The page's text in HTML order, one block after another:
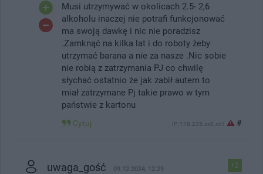
Musi utrzymywać w okolicach 2.5- 2,6
alkoholu inaczej nie potrafi funkcjonować
ma swoją dawkę i nic nie poradzisz
.Zamknąć na kilka lat i do roboty żeby
utrzymać barana a nie za nasze .Nic sobie
nie robią z zatrzymania PJ co chwilę
słychać ostatnio że jak zabił autem to
miał zatrzymane Pj takie prawo w tym
państwie z kartonu
Cytuj IP: 178.235.xx0.xx1 #
+2
uwaga_gość 09.12.2024, 12:29